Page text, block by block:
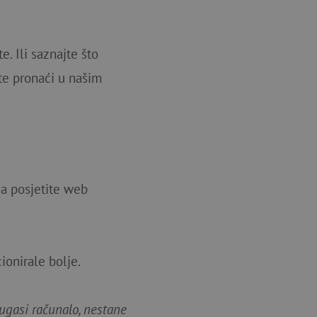
Ili saznajte što
pronaći u našim
posjetite web
bolje.
računalo, nestane